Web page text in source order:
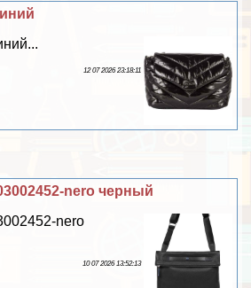
12 07 2026 23:18:11
nero черный
nero
10 07 2026 13:52:13